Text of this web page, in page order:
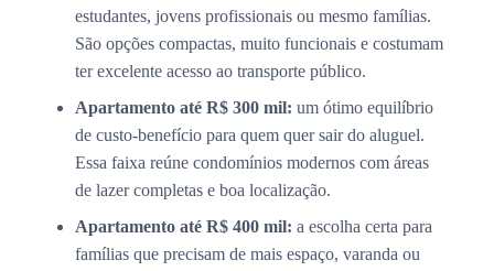
estudantes, jovens profissionais ou mesmo famílias.
São opções compactas, muito funcionais e costumam
ter excelente acesso ao transporte público.
Apartamento até R$ 300 mil: um ótimo equilíbrio
de custo-benefício para quem quer sair do aluguel.
Essa faixa reúne condomínios modernos com áreas
de lazer completas e boa localização.
Apartamento até R$ 400 mil: a escolha certa para
famílias que precisam de mais espaço, varanda ou